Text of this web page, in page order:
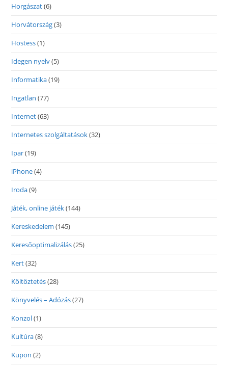
Horgászat(6)
Horvátország(3)
Hostess(1)
Idegen nyelv(5)
Informatika(19)
Ingatlan (77)
Internet(63)
Internetes szolgáltatások(32)
Ipar(19)
iPhone(4)
Iroda(9)
Játék, online játék(144)
Kereskedelem (145)
Keresőoptimalizálás(25)
Kert(32)
Költöztetés(28)
Könyvelés – Adózás(27)
Konzol(1)
Kultúra(8)
Kupon (2)